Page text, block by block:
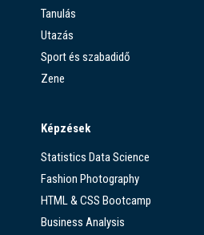
Tanulás
Utazás
Sport és szabadidő
Zene
Képzések
Statistics Data Science
Fashion Photography
HTML & CSS Bootcamp
Business Analysis